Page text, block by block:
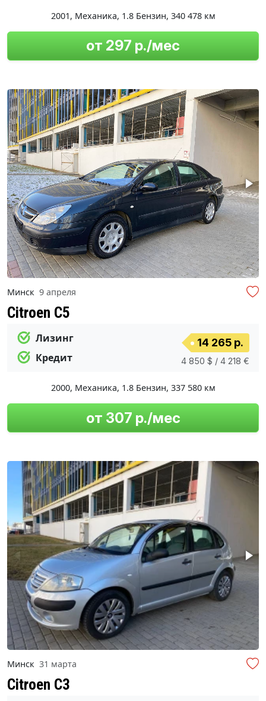
2001, Механика, 1.8 Бензин, 340 478 км
от 297 р./мес
Минск 9 апреля
Citroen C5
Лизинг
Кредит
14 265 р.
4 850 $ / 4 218 €
2000, Механика, 1.8 Бензин, 337 580 км
от 307 р./мес
Минск 31 марта
Citroen C3